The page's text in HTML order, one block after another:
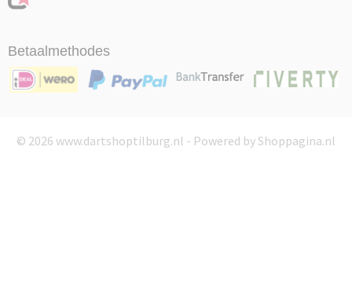
Betaalmethodes
© 2026 www.dartshoptilburg.nl - Powered by Shoppagina.nl